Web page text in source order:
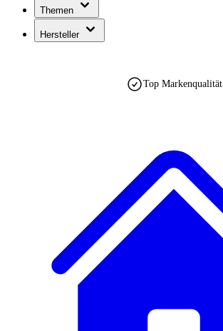
Themen
Hersteller
Top Markenqualität